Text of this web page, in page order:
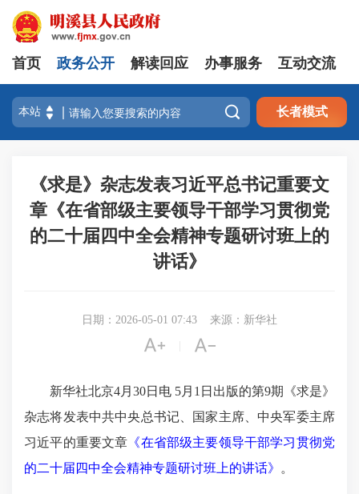
首页 政务公开 解读回应 办事服务 互动交流
 长者模式
《求是》杂志发表习近平总书记重要文
章《在省部级主要领导干部学习贯彻党
的二十届四中全会精神专题研讨班上的
讲话》
日期：2026-05-01 07:43 来源：新华社
 
新华社北京4月30日电 5月1日出版的第9期《求是》
杂志将发表中共中央总书记、国家主席、中央军委主席
习近平的重要文章 《在省部级主要领导干部学习贯彻党
的二十届四中全会精神专题研讨班上的讲话》 。